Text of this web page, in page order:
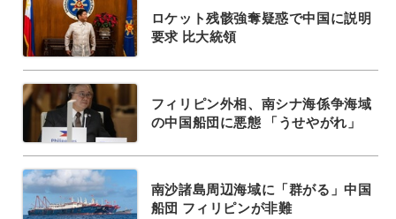
ロケット残骸強奪疑惑で中国に説明
要求 比大統領
フィリピン外相、南シナ海係争海域
の中国船団に悪態 「うせやがれ」
南沙諸島周辺海域に「群がる」中国
船団 フィリピンが非難